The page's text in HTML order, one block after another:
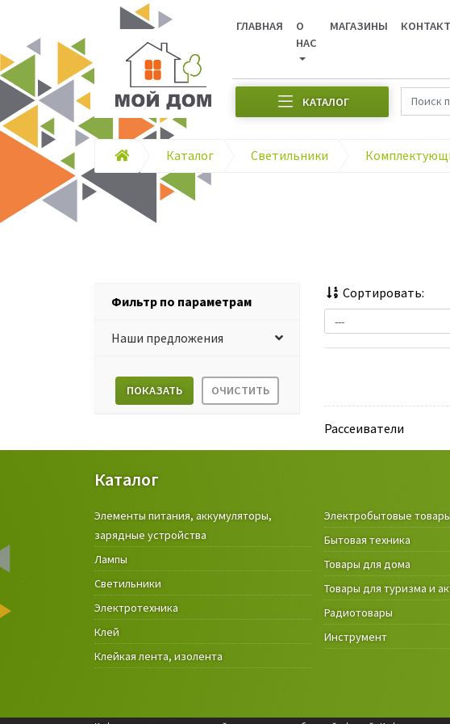
ГЛАВНАЯ
О
НАС
МАГАЗИНЫ
КАТАЛОГ
Каталог Светильники
Фильтр по параметрам
Наши предложения
ПОКАЗАТЬ ОЧИСТИТЬ
Сортировать:
Рассеиватели
Каталог
Элементы питания, аккумуляторы,
зарядные устройства
Лампы
Светильники
Электротехника
Клей
Клейкая лента, изолента
Электробытовые товары
Бытовая техника
Товары для дома
Товары для туризма и
Радиотовары
Инструмент